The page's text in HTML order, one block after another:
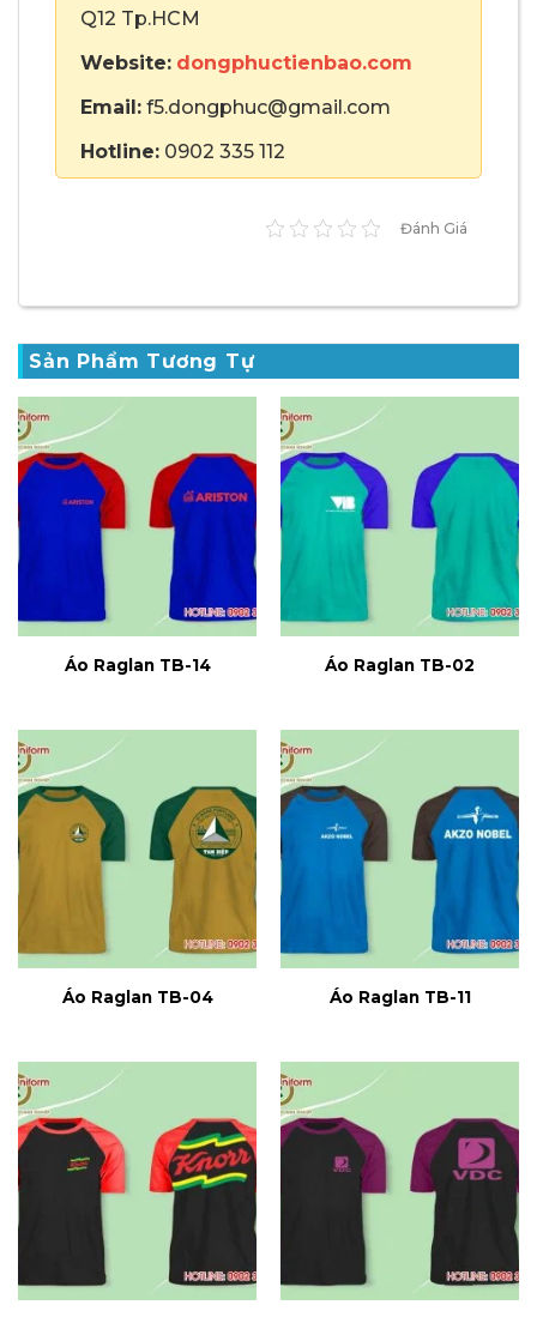
Q12 Tp.HCM
Website: dongphuctienbao.com
Email: f5.dongphuc@gmail.com
Hotline: 0902 335 112
Đánh Giá
Sản Phẩm Tương Tự
Áo Raglan TB-14 Áo Raglan TB-02
Áo Raglan TB-04 Áo Raglan TB-11